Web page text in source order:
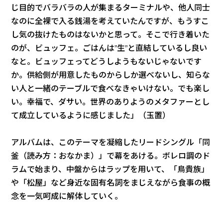
じ目的でバラバラの人が集まるターミナルや、他人同士
なのに全裸で入る銭湯を考えていたんですが、もうすこ
し気の抜けたものはないかと思って。そこで行き着いた
のが、ビュッフェ。ごはんは”生”と直結しているし良い
なと。ビュッフェってどうしようもないじゃないです
か。供給側が用意したものからしか選べないし、知らな
い人と一緒のテーブルで食べなきゃいけない。でも楽し
い。幸福で、ダサい。世界のありようのメタファーとし
て成立しているように感じました」（玉置）
アルバムは、このテーマを凝縮したリードシングル「同
釜（読み方：おなかま）」で幕をあける。ボレロ調のド
ラムで始まり、中盤からはラップを用いて、「鳥貴族」
や「松屋」など身近な固有名詞をまじえながら食事の概
念を一気呵成に解体していく。